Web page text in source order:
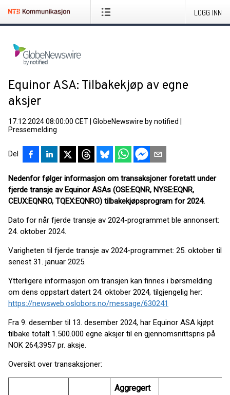
LOGG INN
Equinor ASA: Tilbakekjøp av egne
aksjer
17.12.2024 08:00:00 CET GlobeNewswire by notified
Pressemelding
Del
Nedenfor følger informasjon om transaksjoner foretatt under
fjerde transje av Equinor ASAs (OSE:EQNR, NYSE:EQNR,
CEUX:EQNRO, TQEX:EQNRO) tilbakekjøpsprogram for 2024.
Dato for når fjerde transje av 2024-programmet ble annonsert:
24. oktober 2024.
Varigheten til fjerde transje av 2024-programmet: 25. oktober til
senest 31. januar 2025.
Ytterligere informasjon om transjen kan finnes i børsmelding
om dens oppstart datert 24. oktober 2024, tilgjengelig her:
https://newsweb.oslobors.no/message/630241
Fra 9. desember til 13. desember 2024, har Equinor ASA kjøpt
tilbake totalt 1.500.000 egne aksjer til en gjennomsnittspris på
NOK 264,3957 pr. aksje.
Oversikt over transaksjoner:
Aggregert